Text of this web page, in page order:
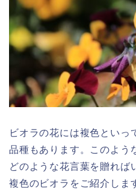
ビオラの花には複色といっ
品種もあります。このよう
どのような花言葉を贈れば
複色のビオラをご紹介しま